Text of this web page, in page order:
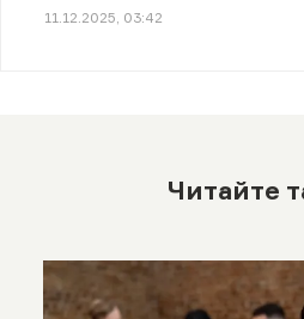
11.12.2025, 03:42
Читайте